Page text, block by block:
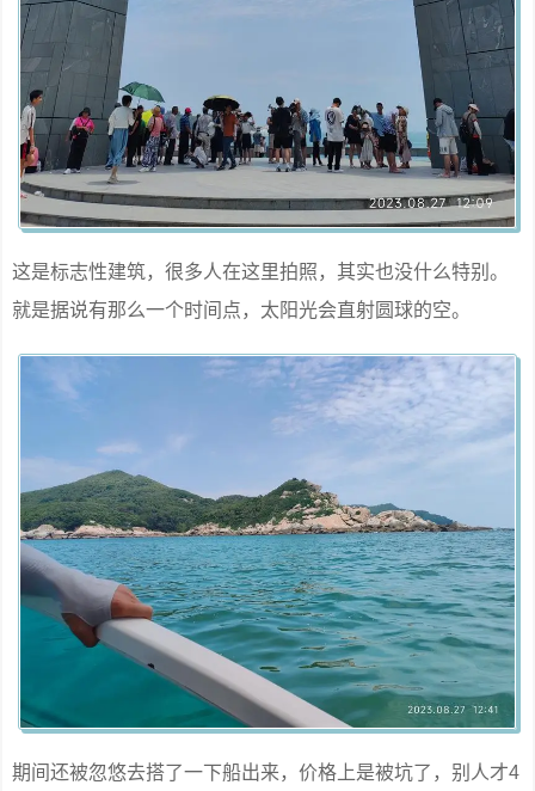
这是标志性建筑，很多人在这里拍照，其实也没什么特别。
就是据说有那么一个时间点，太阳光会直射圆球的空。
期间还被忽悠去搭了一下船出来，价格上是被坑了，别人才4